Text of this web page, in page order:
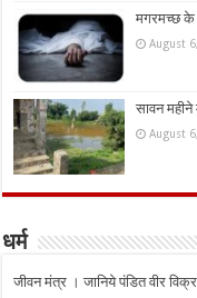
मगरमच्छ के
August
सावन महीने
August
धर्म
जीवन मंत्र । जानिये पंडित वीर